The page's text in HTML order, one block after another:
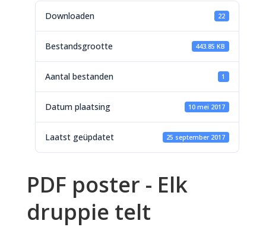
Downloaden 22
Bestandsgrootte 443.85 KB
Aantal bestanden 1
Datum plaatsing 10 mei 2017
Laatst geüpdatet 25 september 2017
PDF poster - Elk
druppie telt